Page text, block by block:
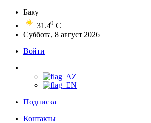
Баку
31.40 C
Суббота, 8 август 2026
Войти
Подписка
Контакты